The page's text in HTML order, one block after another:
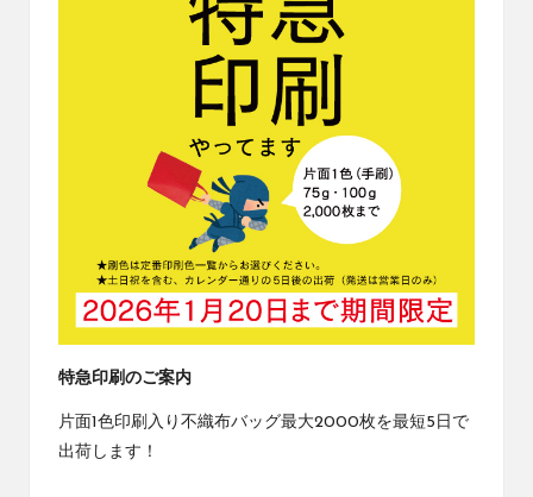
特急印刷のご案内
片面1色印刷入り不織布バッグ最大2000枚を最短5日で
出荷します！